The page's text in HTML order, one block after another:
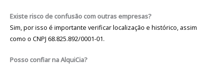
Existe risco de confusão com outras empresas?
Sim, por isso é importante verificar localização e histórico, assim
como o CNPJ 68.825.892/0001-01.
Posso confiar na AlquiCia?